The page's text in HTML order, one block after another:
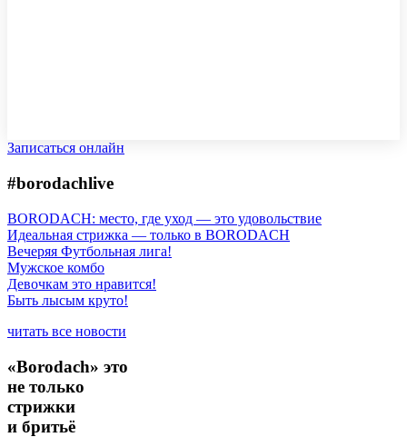
Записаться онлайн
#borodachlive
BORODACH: место, где уход — это удовольствие
Идеальная стрижка — только в BORODACH
Вечеряя Футбольная лига!
Мужское комбо
Девочкам это нравится!
Быть лысым круто!
читать все новости
«Borodach» это
не только
стрижки
и бритьё